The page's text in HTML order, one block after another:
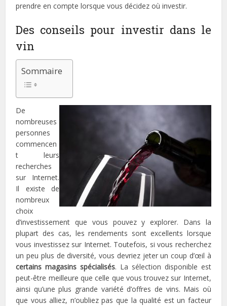
prendre en compte lorsque vous décidez où investir.
Des conseils pour investir dans le
vin
Sommaire
De
nombreuses
personnes
commencen
t leurs
recherches
sur Internet.
Il existe de
nombreux
choix
d’investissement que vous pouvez y explorer. Dans la
plupart des cas, les rendements sont excellents lorsque
vous investissez sur Internet. Toutefois, si vous recherchez
un peu plus de diversité, vous devriez jeter un coup d’œil à
certains magasins spécialisés. La sélection disponible est
peut-être meilleure que celle que vous trouvez sur Internet,
ainsi qu’une plus grande variété d’offres de vins. Mais où
que vous alliez, n’oubliez pas que la qualité est un facteur